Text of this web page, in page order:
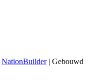
NationBuilder| Gebouwd